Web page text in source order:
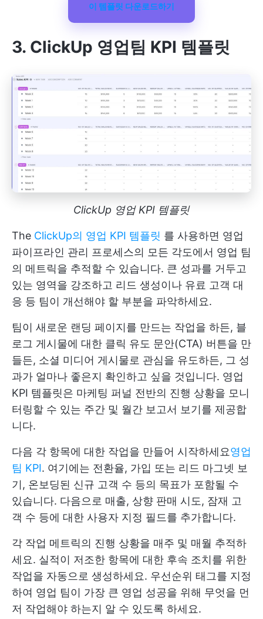
이 템플릿 다운로드하기
3. ClickUp 영업팀 KPI 템플릿
ClickUp 영업 KPI 템플릿
The ClickUp의 영업 KPI 템플릿 를 사용하면 영업
파이프라인 관리 프로세스의 모든 각도에서 영업 팀
의 메트릭을 추적할 수 있습니다. 큰 성과를 거두고
있는 영역을 강조하고 리드 생성이나 유료 고객 대
응 등 팀이 개선해야 할 부분을 파악하세요.
팀이 새로운 랜딩 페이지를 만드는 작업을 하든, 블
로그 게시물에 대한 클릭 유도 문안(CTA) 버튼을 만
들든, 소셜 미디어 게시물로 관심을 유도하든, 그 성
과가 얼마나 좋은지 확인하고 싶을 것입니다. 영업
KPI 템플릿은 마케팅 퍼널 전반의 진행 상황을 모니
터링할 수 있는 주간 및 월간 보고서 보기를 제공합
니다.
다음 각 항목에 대한 작업을 만들어 시작하세요영업
팀 KPI. 여기에는 전환율, 가입 또는 리드 마그넷 보
기, 온보딩된 신규 고객 수 등의 목표가 포함될 수
있습니다. 다음으로 매출, 상향 판매 시도, 잠재 고
객 수 등에 대한 사용자 지정 필드를 추가합니다.
각 작업 메트릭의 진행 상황을 매주 및 매월 추적하
세요. 실적이 저조한 항목에 대한 후속 조치를 위한
작업을 자동으로 생성하세요. 우선순위 태그를 지정
하여 영업 팀이 가장 큰 영업 성공을 위해 무엇을 먼
저 작업해야 하는지 알 수 있도록 하세요.